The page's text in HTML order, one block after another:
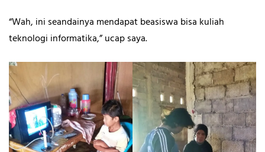
“Wah, ini seandainya mendapat beasiswa bisa kuliah
teknologi informatika,” ucap saya.